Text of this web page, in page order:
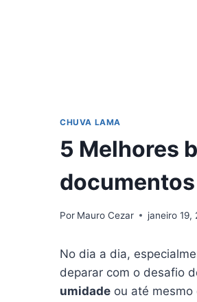
CHUVA LAMA
5 Melhores
Por Mauro Cezar janeiro 19,
No dia a dia,
deparar com o desafio
umidade ou até mesmo